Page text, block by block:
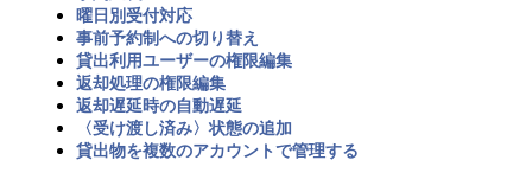
曜日別受付対応
事前予約制への切り替え
貸出利用ユーザーの権限編集
返却処理の権限編集
返却遅延時の自動遅延
〈受け渡し済み〉状態の追加
貸出物を複数のアカウントで管理する